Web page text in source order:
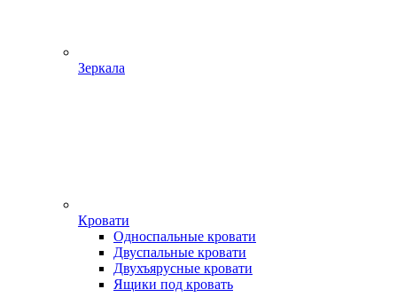
Зеркала
Кровати
Односпальные кровати
Двуспальные кровати
Двухъярусные кровати
Ящики под кровать